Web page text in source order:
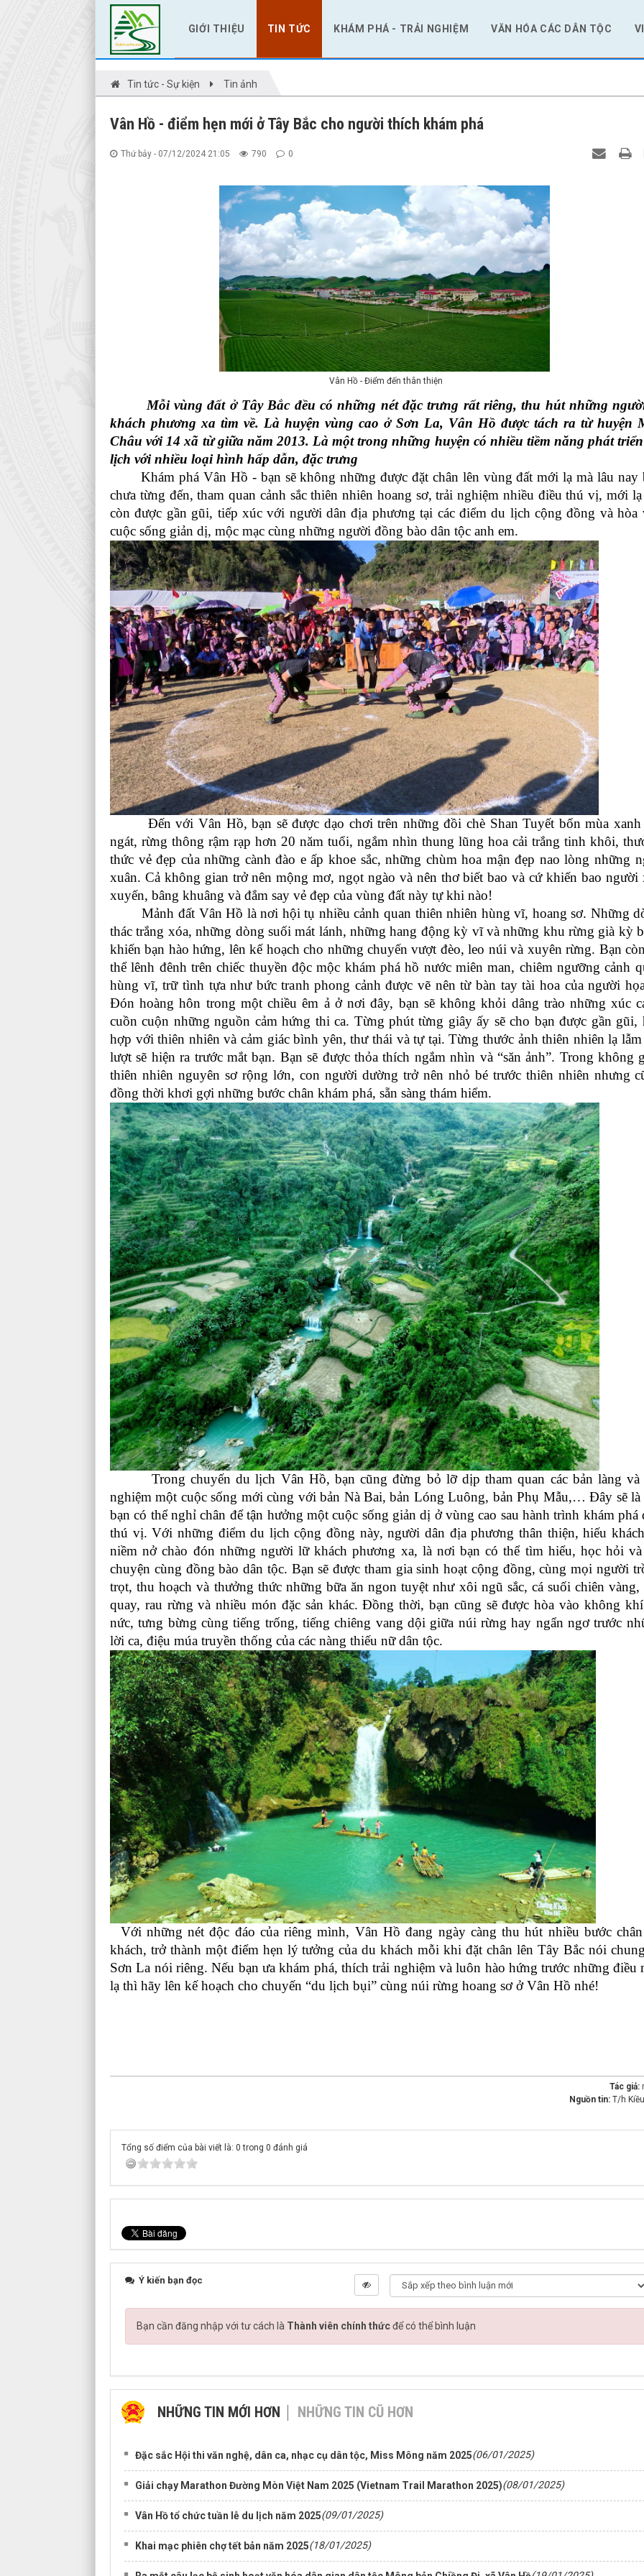
GIỚI THIỆU TIN TỨC KHÁM PHÁ - TRẢI NGHIỆM VĂN HÓA CÁC DÂN TỘC
Tin tức - Sự kiện Tin ảnh
Vân Hồ - điểm hẹn mới ở Tây Bắc cho người thích khám phá
Thứ bảy - 07/12/2024 21:05 790 0
Vân Hồ - Điểm đến thân thiện
Mỗi vùng đất ở Tây Bắc đều có những nét đặc trưng rất riêng, thu hút những
khách phương xa tìm về. Là huyện vùng cao ở Sơn La, Vân Hồ được tách ra từ huyện
Châu với 14 xã từ giữa năm 2013. Là một trong những huyện có nhiều tiềm năng phát
lịch với nhiều loại hình hấp dẫn, đặc trưng
Khám phá Vân Hồ - bạn sẽ không những được đặt chân lên vùng đất mới lạ mà lâu nay
chưa từng đến, tham quan cảnh sắc thiên nhiên hoang sơ, trải nghiệm nhiều điều thú vị, mới lạ
còn được gần gũi, tiếp xúc với người dân địa phương tại các điểm du lịch cộng đồng và hòa
cuộc sống giản dị, mộc mạc cùng những người đồng bào dân tộc anh em.
Đến với Vân Hồ, bạn sẽ được dạo chơi trên những đồi chè Shan Tuyết bốn mùa xanh
ngát, rừng thông rậm rạp hơn 20 năm tuổi, ngắm nhìn thung lũng hoa cải trắng tinh khôi,
thức vẻ đẹp của những cành đào e ấp khoe sắc, những chùm hoa mận đẹp nao lòng những
xuân. Cả không gian trở nên mộng mơ, ngọt ngào và nên thơ biết bao và cứ khiến bao người
xuyến, bâng khuâng và đắm say vẻ đẹp của vùng đất này tự khi nào!
Mảnh đất Vân Hồ là nơi hội tụ nhiều cảnh quan thiên nhiên hùng vĩ, hoang sơ. Những
thác trắng xóa, những dòng suối mát lánh, những hang động kỳ vĩ và những khu rừng già kỳ
khiến bạn hào hứng, lên kế hoạch cho những chuyến vượt đèo, leo núi và xuyên rừng. Bạn
thể lênh đênh trên chiếc thuyền độc mộc khám phá hồ nước miên man, chiêm ngưỡng cảnh
hùng vĩ, trữ tình tựa như bức tranh phong cảnh được vẽ nên từ bàn tay tài hoa của người
Đón hoàng hôn trong một chiều êm ả ở nơi đây, bạn sẽ không khỏi dâng trào những xúc
cuồn cuộn những nguồn cảm hứng thi ca. Từng phút từng giây ấy sẽ cho bạn được gần gũi,
hợp với thiên nhiên và cảm giác bình yên, thư thái và tự tại. Từng thước ảnh thiên nhiên lạ lẫm
lượt sẽ hiện ra trước mắt bạn. Bạn sẽ được thỏa thích ngắm nhìn và “săn ảnh”. Trong không
thiên nhiên nguyên sơ rộng lớn, con người dường trở nên nhỏ bé trước thiên nhiên nhưng
đồng thời khơi gợi những bước chân khám phá, sẵn sàng thám hiểm.
Trong chuyến du lịch Vân Hồ, bạn cũng đừng bỏ lỡ dịp tham quan các bản làng và
nghiệm một cuộc sống mới cùng với bản Nà Bai, bản Lóng Luông, bản Phụ Mẫu,… Đây sẽ là
bạn có thể nghỉ chân để tận hưởng một cuộc sống giản dị ở vùng cao sau hành trình khám phá
thú vị. Với những điểm du lịch cộng đồng này, người dân địa phương thân thiện, hiếu
niềm nở chào đón những người lữ khách phương xa, là nơi bạn có thể tìm hiểu, học hỏi
chuyện cùng đồng bào dân tộc. Bạn sẽ được tham gia sinh hoạt cộng đồng, cùng mọi người
trọt, thu hoạch và thưởng thức những bữa ăn ngon tuyệt như xôi ngũ sắc, cá suối chiên vàng,
quay, rau rừng và nhiều món đặc sản khác. Đồng thời, bạn cũng sẽ được hòa vào không
nức, tưng bừng cùng tiếng trống, tiếng chiêng vang dội giữa núi rừng hay ngẩn ngơ trước
lời ca, điệu múa truyền thống của các nàng thiếu nữ dân tộc.
Với những nét độc đáo của riêng mình, Vân Hồ đang ngày càng thu hút nhiều bước
khách, trở thành một điểm hẹn lý tưởng của du khách mỗi khi đặt chân lên Tây Bắc nói
Sơn La nói riêng. Nếu bạn ưa khám phá, thích trải nghiệm và luôn hào hứng trước những điều
lạ thì hãy lên kế hoạch cho chuyến “du lịch bụi” cùng núi rừng hoang sơ ở Vân Hồ nhé!
Tác giả:
Nguồn tin: T/h
Tổng số điểm của bài viết là: 0 trong 0 đánh giá
Ý kiến bạn đọc
Bạn cần đăng nhập với tư cách là Thành viên chính thứcđể có thể bình luận
NHỮNG TIN MỚI HƠN NHỮNG TIN CŨ HƠN
Đặc sắc Hội thi văn nghệ, dân ca, nhạc cụ dân tộc, Miss Mông năm 2025(06/01/2025)
Giải chạy Marathon Đường Mòn Việt Nam 2025 (Vietnam Trail Marathon 2025)(08/01/2025)
Vân Hồ tổ chức tuần lễ du lịch năm 2025(09/01/2025)
Khai mạc phiên chợ tết bản năm 2025(18/01/2025)